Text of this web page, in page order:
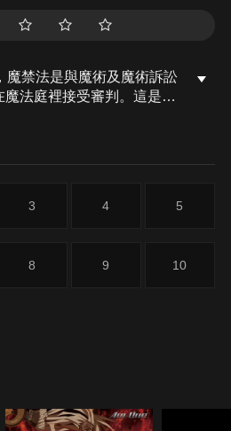
魔禁法是與魔術及魔術訴訟
法庭裡接受審判。這是一
護的人則是弁魔士，而史
3 4 5
8 9 10